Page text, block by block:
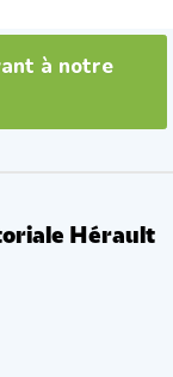
à notre
Hérault